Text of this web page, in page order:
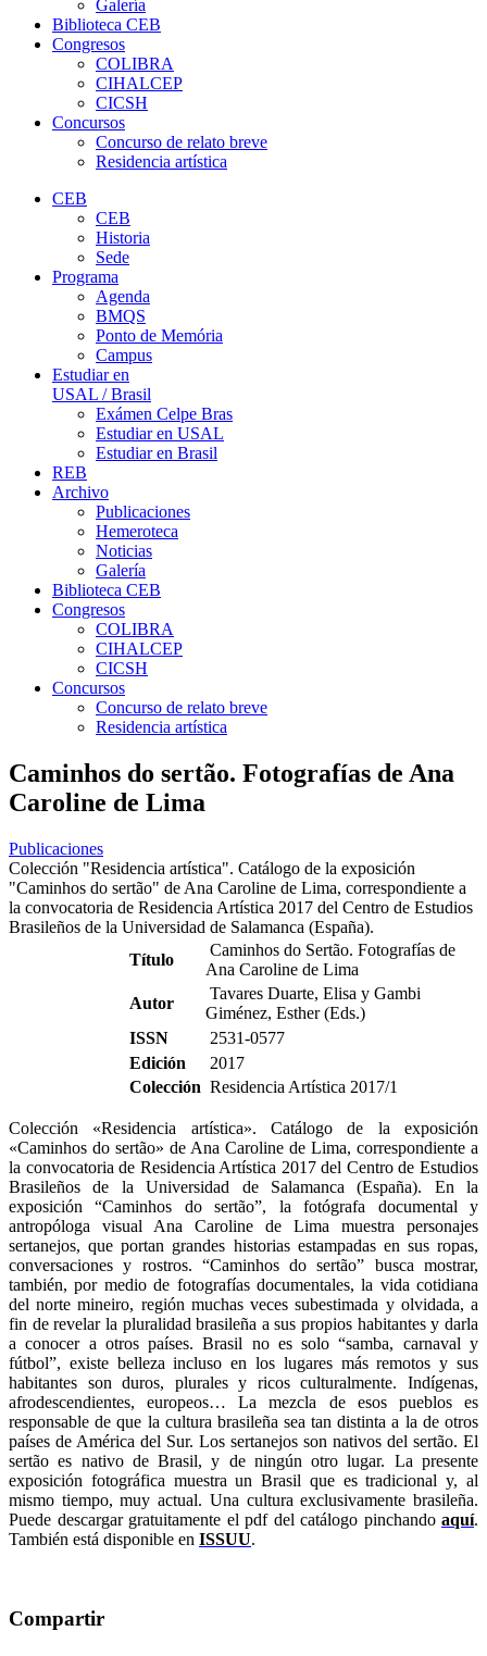
Galería
Biblioteca CEB
Congresos
COLIBRA
CIHALCEP
CICSH
Concursos
Concurso de relato breve
Residencia artística
CEB
CEB
Historia
Sede
Programa
Agenda
BMQS
Ponto de Memória
Campus
Estudiar en
USAL / Brasil
Exámen Celpe Bras
Estudiar en USAL
Estudiar en Brasil
REB
Archivo
Publicaciones
Hemeroteca
Noticias
Galería
Biblioteca CEB
Congresos
COLIBRA
CIHALCEP
CICSH
Concursos
Concurso de relato breve
Residencia artística
Caminhos do sertão. Fotografías de Ana
Caroline de Lima
Publicaciones
Colección "Residencia artística". Catálogo de la exposición
"Caminhos do sertão" de Ana Caroline de Lima, correspondiente a
la convocatoria de Residencia Artística 2017 del Centro de Estudios
Brasileños de la Universidad de Salamanca (España).
Título
Caminhos do Sertão. Fotografías de
Ana Caroline de Lima
Autor
Tavares Duarte, Elisa y Gambi
Giménez, Esther (Eds.)
ISSN
2531-0577
Edición
2017
Colección Residencia Artística 2017/1
Colección «Residencia artística». Catálogo de la exposición
«Caminhos do sertão» de Ana Caroline de Lima, correspondiente a
la convocatoria de Residencia Artística 2017 del Centro de Estudios
Brasileños de la Universidad de Salamanca (España). En la
exposición “Caminhos do sertão”, la fotógrafa documental y
antropóloga visual Ana Caroline de Lima muestra personajes
sertanejos, que portan grandes historias estampadas en sus ropas,
conversaciones y rostros. “Caminhos do sertão” busca mostrar,
también, por medio de fotografías documentales, la vida cotidiana
del norte mineiro, región muchas veces subestimada y olvidada, a
fin de revelar la pluralidad brasileña a sus propios habitantes y darla
a conocer a otros países. Brasil no es solo “samba, carnaval y
fútbol”, existe belleza incluso en los lugares más remotos y sus
habitantes son duros, plurales y ricos culturalmente. Indígenas,
afrodescendientes, europeos… La mezcla de esos pueblos es
responsable de que la cultura brasileña sea tan distinta a la de otros
países de América del Sur. Los sertanejos son nativos del sertão. El
sertão es nativo de Brasil, y de ningún otro lugar. La presente
exposición fotográfica muestra un Brasil que es tradicional y, al
mismo tiempo, muy actual. Una cultura exclusivamente brasileña.
Puede descargar gratuitamente el pdf del catálogo pinchando aquí.
También está disponible en ISSUU.
Compartir